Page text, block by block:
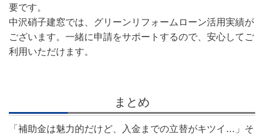
要です。
中沢硝子建窓では、グリーンリフォームローン活用実績が
ございます。一緒に申請をサポートするので、安心してご
利用いただけます。
まとめ
「補助金は魅力的だけど、入金までの立替がキツイ…」そ